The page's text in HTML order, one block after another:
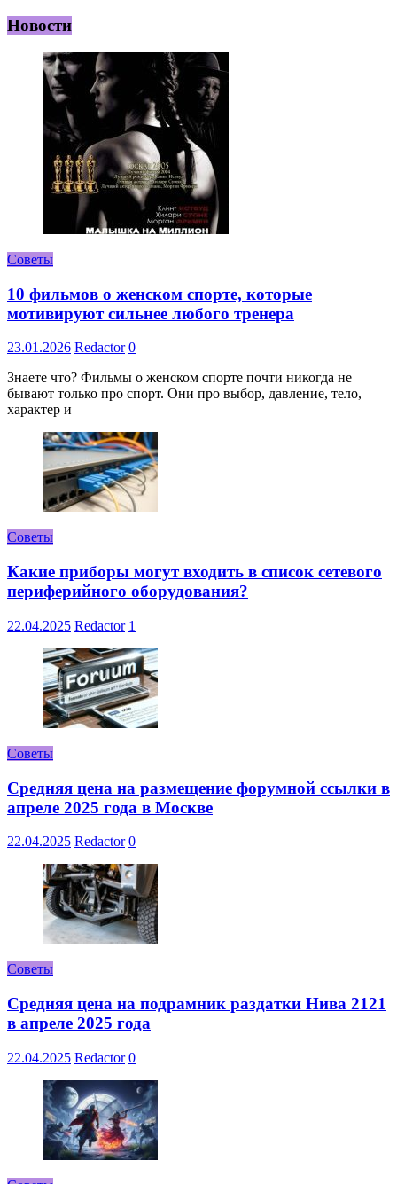
Новости
Советы
10 фильмов о женском спорте, которые
мотивируют сильнее любого тренера
23.01.2026 Redactor 0
Знаете что? Фильмы о женском спорте почти никогда не
бывают только про спорт. Они про выбор, давление, тело,
характер и
Советы
Какие приборы могут входить в список сетевого
периферийного оборудования?
22.04.2025 Redactor 1
Советы
Средняя цена на размещение форумной ссылки в
апреле 2025 года в Москве
22.04.2025 Redactor 0
Советы
Средняя цена на подрамник раздатки Нива 2121
в апреле 2025 года
22.04.2025 Redactor 0